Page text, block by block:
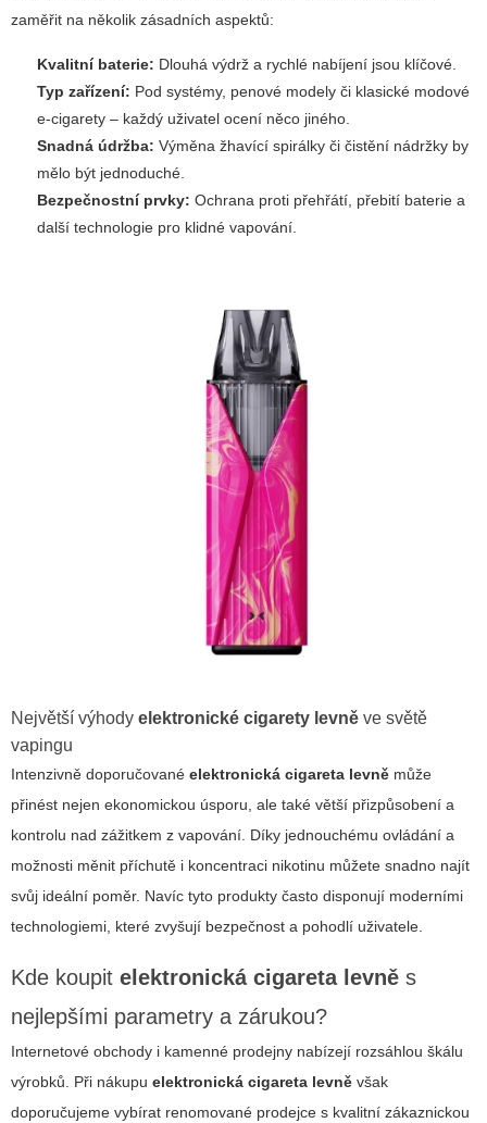
zaměřit na několik zásadních aspektů:
Kvalitní baterie: Dlouhá výdrž a rychlé nabíjení jsou klíčové.
Typ zařízení: Pod systémy, penové modely či klasické modové
e-cigarety – každý uživatel ocení něco jiného.
Snadná údržba: Výměna žhavící spirálky či čistění nádržky by
mělo být jednoduché.
Bezpečnostní prvky: Ochrana proti přehřátí, přebití baterie a
další technologie pro klidné vapování.
Největší výhody elektronické cigarety levně ve světě
vapingu
Intenzivně doporučované elektronická cigareta levně může
přinést nejen ekonomickou úsporu, ale také větší přizpůsobení a
kontrolu nad zážitkem z vapování. Díky jednouchému ovládání a
možnosti měnit příchutě i koncentraci nikotinu můžete snadno najít
svůj ideální poměr. Navíc tyto produkty často disponují moderními
technologiemi, které zvyšují bezpečnost a pohodlí uživatele.
Kde koupit elektronická cigareta levně s
nejlepšími parametry a zárukou?
Internetové obchody i kamenné prodejny nabízejí rozsáhlou škálu
výrobků. Při nákupu elektronická cigareta levně však
doporučujeme vybírat renomované prodejce s kvalitní zákaznickou